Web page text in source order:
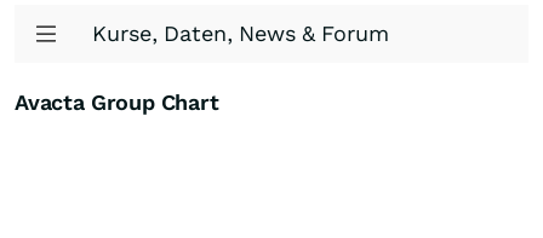
Kurse, Daten, News & Forum
Avacta Group Chart